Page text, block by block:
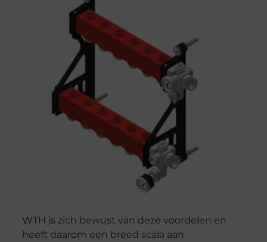
WTH is zich bewust van deze voordelen en
heeft daarom een breed scala aan